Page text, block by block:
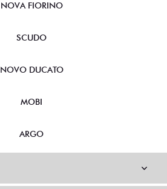
NOVA FIORINO
SCUDO
NOVO DUCATO
MOBI
ARGO